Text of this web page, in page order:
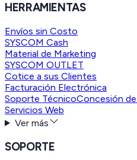
HERRAMIENTAS
Envíos sin Costo
SYSCOM Cash
Material de Marketing
SYSCOM OUTLET
Cotice a sus Clientes
Facturación Electrónica
Soporte TécnicoConcesión
Servicios Web
Ver más
SOPORTE